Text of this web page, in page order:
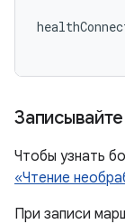
Чтобы узнать
«Чтение
При записи